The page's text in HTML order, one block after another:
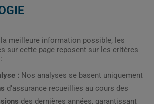
meilleure information possible, les
sur cette page reposent sur les critères
: Nos analyses se basent uniquement
d’assurance recueillies au cours des
des dernières années, garantissant